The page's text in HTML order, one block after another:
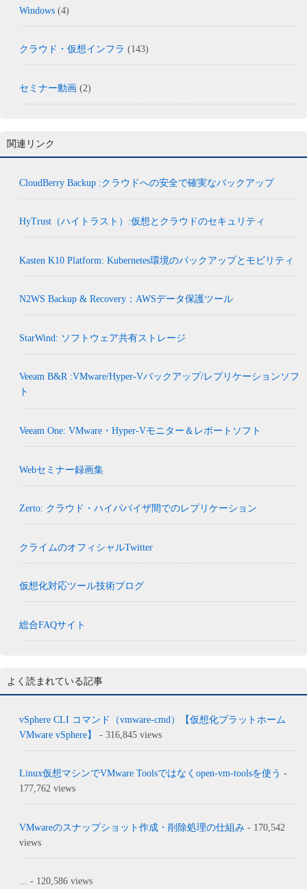
Windows (4)
クラウド・仮想インフラ (143)
セミナー動画 (2)
関連リンク
CloudBerry Backup :クラウドへの安全で確実なバックアップ
HyTrust（ハイトラスト）:仮想とクラウドのセキュリティ
Kasten K10 Platform: Kubernetes環境のバックアップとモビリティ
N2WS Backup & Recovery：AWSデータ保護ツール
StarWind: ソフトウェア共有ストレージ
Veeam B&R :VMware/Hyper-Vバックアップ/レプリケーションソフ
ト
Veeam One: VMware・Hyper-Vモニター＆レポートソフト
Webセミナー録画集
Zerto: クラウド・ハイパバイザ間でのレプリケーション
クライムのオフィシャルTwitter
仮想化対応ツール技術ブログ
総合FAQサイト
よく読まれている記事
vSphere CLI コマンド（vmware-cmd）【仮想化プラットホーム
VMware vSphere】
- 316,845 views
Linux仮想マシンでVMware Toolsではなくopen-vm-toolsを使う -
177,762 views
VMwareのスナップショット作成・削除処理の仕組み - 170,542
views
... - 120,586 views